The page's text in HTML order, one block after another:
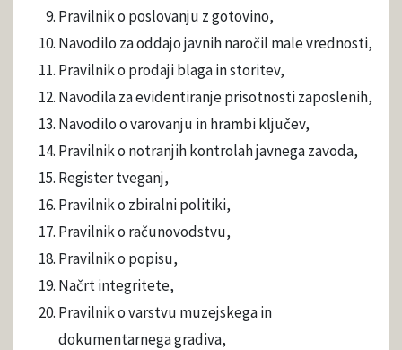
Pravilnik o poslovanju z gotovino,
Navodilo za oddajo javnih naročil male vrednosti,
Pravilnik o prodaji blaga in storitev,
Navodila za evidentiranje prisotnosti zaposlenih,
Navodilo o varovanju in hrambi ključev,
Pravilnik o notranjih kontrolah javnega zavoda,
Register tveganj,
Pravilnik o zbiralni politiki,
Pravilnik o računovodstvu,
Pravilnik o popisu,
Načrt integritete,
Pravilnik o varstvu muzejskega in
dokumentarnega gradiva,